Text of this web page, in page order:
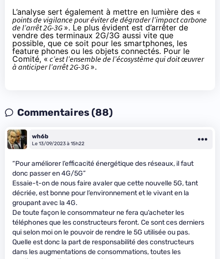
L’analyse sert également à mettre en lumière des «
points de vigilance pour éviter de dégrader l’impact carbone
de l’arrêt 2G-3G ». Le plus évident est d’arrêter de
vendre des terminaux 2G/3G aussi vite que
possible, que ce soit pour les smartphones, les
feature phones ou les objets connectés. Pour le
Comité, « c’est l’ensemble de l’écosystème qui doit œuvrer
à anticiper l’arrêt 2G-3G ».
Commentaires (88)
wh6b
Le 13/09/2023 à 15h22
“Pour améliorer l’efficacité énergétique des réseaux, il faut
donc passer en 4G/5G”
Essaie-t-on de nous faire avaler que cette nouvelle 5G, tant
décriée, est bonne pour l’environnement et le vivant en la
groupant avec la 4G.
De toute façon le consommateur ne fera qu’acheter les
téléphones que les constructeurs feront. Ce sont ces derniers
qui selon moi on le pouvoir de rendre le 5G utilisée ou pas.
Quelle est donc la part de responsabilité des constructeurs
dans les augmentations de consommations, toutes les